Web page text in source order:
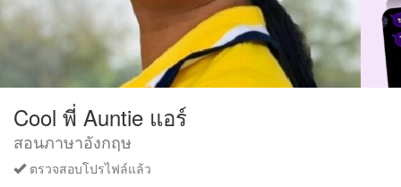
Cool พี่ Auntie แอร์
สอนภาษาอังกฤษ
ตรวจสอบโปรไฟล์แล้ว